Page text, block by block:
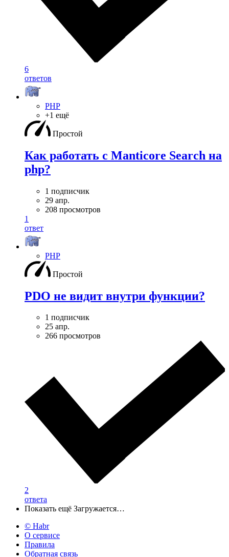
6
ответов
PHP
+1 ещё
Простой
Как работать с Manticore Search на
php?
1 подписчик
29 апр.
208 просмотров
1
ответ
PHP
Простой
PDO не видит внутри функции?
1 подписчик
25 апр.
266 просмотров
2
ответа
Показать ещё Загружается…
© Habr
О сервисе
Правила
Обратная связь